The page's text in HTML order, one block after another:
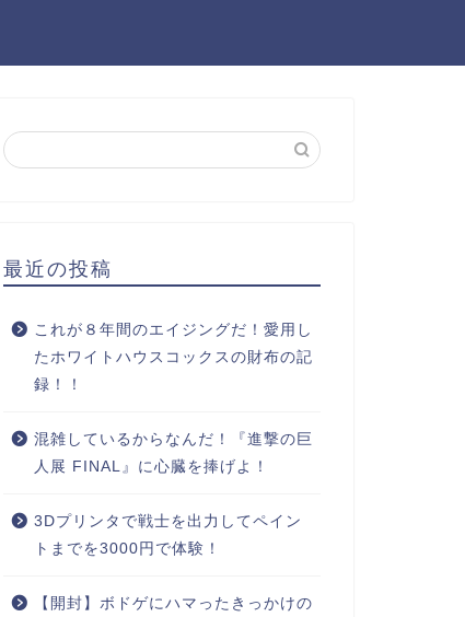
最近の投稿
これが８年間のエイジングだ！愛用し
たホワイトハウスコックスの財布の記
録！！
混雑しているからなんだ！『進撃の巨
人展 FINAL』に心臓を捧げよ！
3Dプリンタで戦士を出力してペイン
トまでを3000円で体験！
【開封】ボドゲにハマったきっかけの